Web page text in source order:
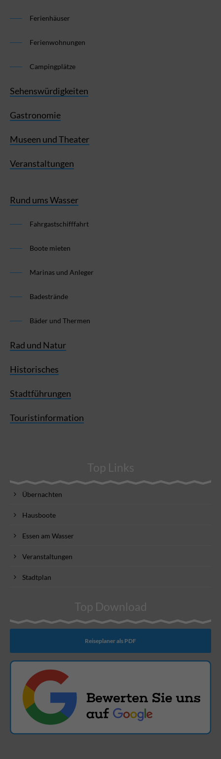
Ferienhäuser
Ferienwohnungen
Campingplätze
Sehenswürdigkeiten
Gastronomie
Museen und Theater
Veranstaltungen
Rund ums Wasser
Fahrgastschifffahrt
Boote mieten
Marinas und Anleger
Badestrände
Bäder und Thermen
Rad und Natur
Historisches
Stadtführungen
Touristinformation
Top Links
Übernachten
Hausboote
Essen am Wasser
Veranstaltungen
Stadtplan
Top Download
Reiseplaner als PDF